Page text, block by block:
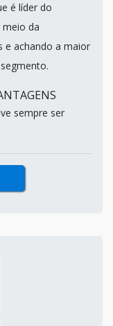
é líder do
da
e achando a maior
sempre ser